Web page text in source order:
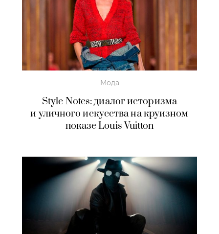
Мода
Style Notes: диалог историзма
и уличного искусства на круизном
показе Louis Vuitton